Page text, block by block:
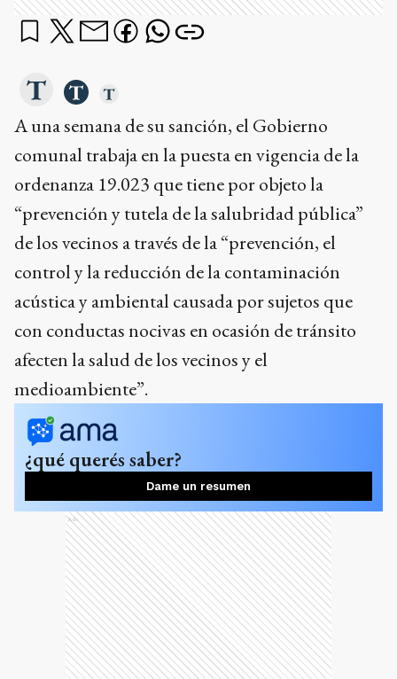
A una semana de su sanción, el Gobierno
comunal trabaja en la puesta en vigencia de la
ordenanza 19.023 que tiene por objeto la
“prevención y tutela de la salubridad pública”
de los vecinos a través de la “prevención, el
control y la reducción de la contaminación
acústica y ambiental causada por sujetos que
con conductas nocivas en ocasión de tránsito
afecten la salud de los vecinos y el
medioambiente”.
¿qué querés saber?
Dame un resumen
Ads